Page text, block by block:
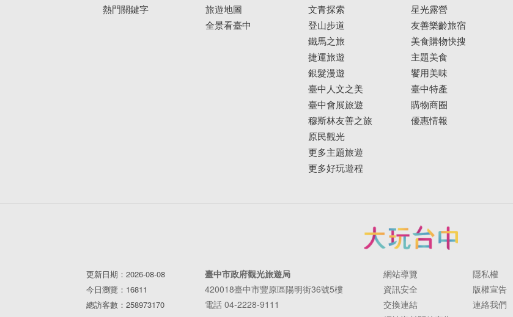
熱門關鍵字
旅遊地圖
全景看臺中
文青探索
登山步道
鐵馬之旅
捷運旅遊
銀髮漫遊
臺中人文之美
臺中會展旅遊
穆斯林友善之旅
原民觀光
更多主題旅遊
更多好玩遊程
星光露營
友善樂齡旅宿
美食購物快搜
主題美食
饗用美味
臺中特產
購物商圈
優惠情報
更新日期：2026-08-08
今日瀏覽：16811
總訪客數：258973170
臺中市政府觀光旅遊局
420018臺中市豐原區陽明街36號5樓
電話 04-2228-9111
網站導覽
隱私權
資訊安全
版權宣告
交換連結
連絡我們